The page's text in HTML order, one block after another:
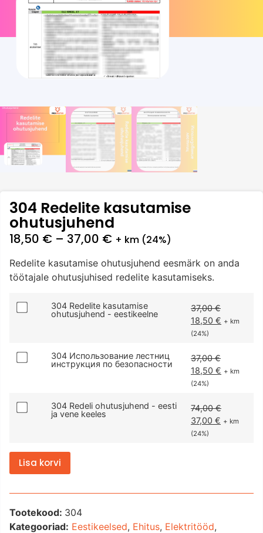
304 Redelite kasutamise
ohutusjuhend
18,50 € – 37,00 € + km (24%)
Redelite kasutamise ohutusjuhend eesmärk on anda
töötajale ohutusjuhised redelite kasutamiseks.
304 Redelite kasutamise
ohutusjuhend - eestikeelne
37,00€
18,50 € + km
(24%)
304 Использование лестниц
инструкция по безопасности
37,00€
18,50 € + km
(24%)
304 Redeli ohutusjuhend - eesti
ja vene keeles
74,00€
37,00 € + km
(24%)
Lisa korvi
Tootekood: 304
Kategooriad: Eestikeelsed, Ehitus, Elektritööd,